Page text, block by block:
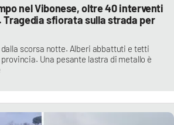
nel Vibonese, oltre 40 interventi
Tragedia sfiorata sulla strada per
scorsa notte. Alberi abbattuti e tetti
Una pesante lastra di metallo è